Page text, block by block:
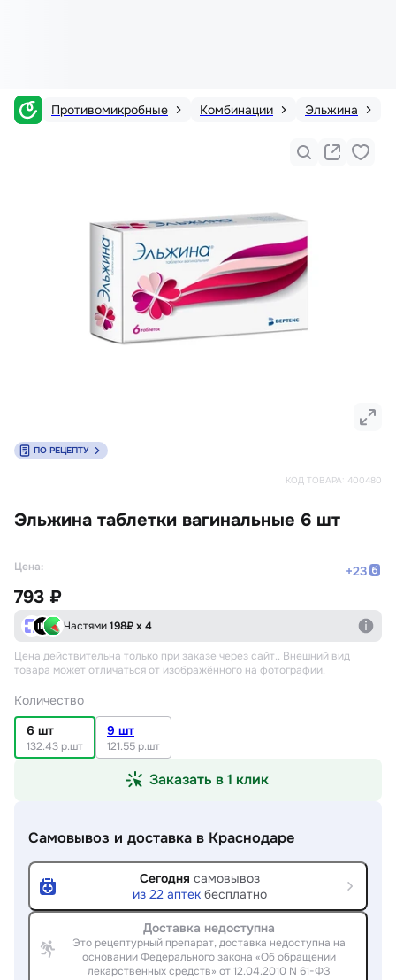
Противомикробные Комбинации Эльжина
КОД ТОВАРА: 400480
Эльжина таблетки вагинальные 6 шт
ПО РЕЦЕПТУ
Цена: +23
793 ₽
Частями198₽ х 4
Цена действительна только при заказе через сайт.. Внешний вид
товара может отличаться от изображённого на фотографии.
Количество
6 шт
132.43 р.шт
9 шт
121.55 р.шт
Заказать в 1 клик
Самовывоз и доставка в Краснодаре
Сегодня самовывоз
из 22 аптек бесплатно
Доставка недоступна
Это рецептурный препарат, доставка недоступна на
основании Федерального закона «Об обращении
лекарственных средств» от 12.04.2010 N 61-ФЗ